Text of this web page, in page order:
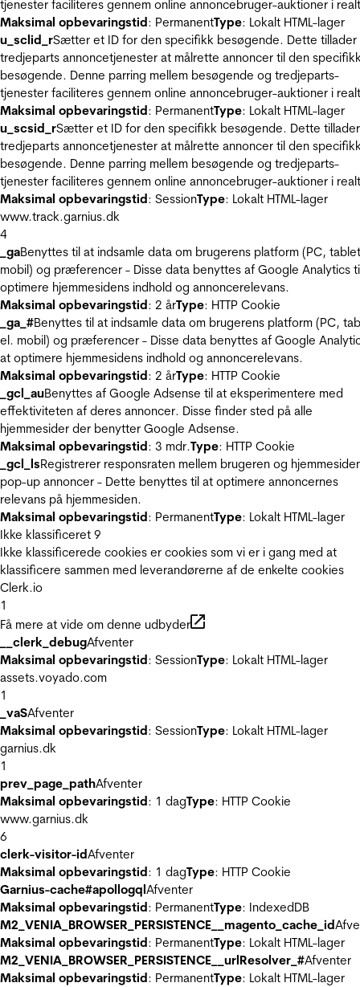
tjenester faciliteres gennem online annoncebruger-auktioner i
Maksimal opbevaringstid: PermanentType: Lokalt HTML-lager
u_sclid_rSætter et ID for den specifikk besøgende. Dette tillader
tredjeparts annoncetjenester at målrette annoncer til den
besøgende. Denne parring mellem besøgende og tredjeparts-
tjenester faciliteres gennem online annoncebruger-auktioner i
Maksimal opbevaringstid: PermanentType: Lokalt HTML-lager
u_scsid_rSætter et ID for den specifikk besøgende. Dette tillader
tredjeparts annoncetjenester at målrette annoncer til den
besøgende. Denne parring mellem besøgende og tredjeparts-
tjenester faciliteres gennem online annoncebruger-auktioner i
Maksimal opbevaringstid: SessionType: Lokalt HTML-lager
www.track.garnius.dk
4
_gaBenyttes til at indsamle data om brugerens platform (PC,
mobil) og præferencer - Disse data benyttes af Google Analytics
optimere hjemmesidens indhold og annoncerelevans.
Maksimal opbevaringstid: 2 årType: HTTP Cookie
_ga_#Benyttes til at indsamle data om brugerens platform (PC,
el. mobil) og præferencer - Disse data benyttes af Google
at optimere hjemmesidens indhold og annoncerelevans.
Maksimal opbevaringstid: 2 årType: HTTP Cookie
_gcl_auBenyttes af Google Adsense til at eksperimentere med
effektiviteten af deres annoncer. Disse finder sted på alle
hjemmesider der benytter Google Adsense.
Maksimal opbevaringstid: 3 mdr.Type: HTTP Cookie
_gcl_lsRegistrerer responsraten mellem brugeren og
pop-up annoncer - Dette benyttes til at optimere annoncernes
relevans på hjemmesiden.
Maksimal opbevaringstid: PermanentType: Lokalt HTML-lager
Ikke klassificeret 9
Ikke klassificerede cookies er cookies som vi er i gang med at
klassificere sammen med leverandørerne af de enkelte cookies
Clerk.io
1
Få mere at vide om denne udbyder
__clerk_debugAfventer
Maksimal opbevaringstid: SessionType: Lokalt HTML-lager
assets.voyado.com
1
_vaSAfventer
Maksimal opbevaringstid: SessionType: Lokalt HTML-lager
garnius.dk
1
prev_page_pathAfventer
Maksimal opbevaringstid: 1 dagType: HTTP Cookie
www.garnius.dk
6
clerk-visitor-idAfventer
Maksimal opbevaringstid: 1 dagType: HTTP Cookie
Garnius-cache#apollogqlAfventer
Maksimal opbevaringstid: PermanentType: IndexedDB
M2_VENIA_BROWSER_PERSISTENCE__magento_cache_id
Maksimal opbevaringstid: PermanentType: Lokalt HTML-lager
M2_VENIA_BROWSER_PERSISTENCE__urlResolver_#Afventer
Maksimal opbevaringstid: PermanentType: Lokalt HTML-lager